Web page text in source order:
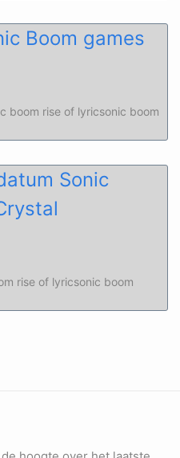
Boom games
boom rise of lyricsonic boom
Sonic
rise of lyricsonic boom